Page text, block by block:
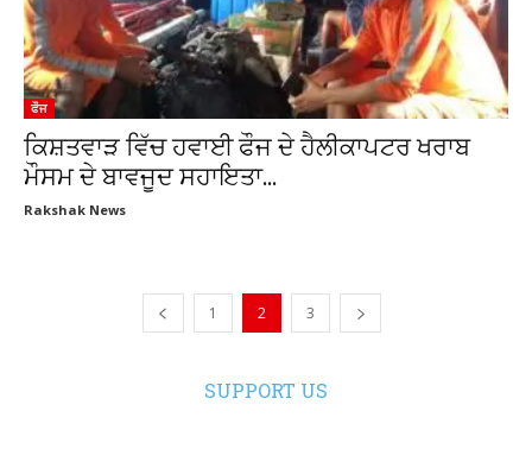
ਫੌਜ
ਕਿਸ਼ਤਵਾੜ ਵਿੱਚ ਹਵਾਈ ਫੌਜ ਦੇ ਹੈਲੀਕਾਪਟਰ ਖਰਾਬ
ਮੌਸਮ ਦੇ ਬਾਵਜੂਦ ਸਹਾਇਤਾ...
Rakshak News
1 2 3
SUPPORT US